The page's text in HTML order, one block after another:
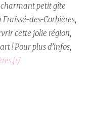
petit gîte
des-Corbières,
cette jolie région,
! Pour plus d’infos,